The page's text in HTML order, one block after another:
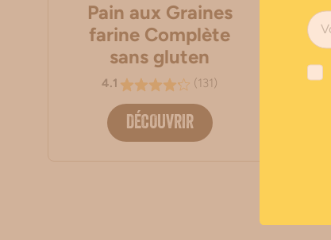
Pain aux Graines
farine Complète
sans gluten
4.1 (131 )
DÉCOUVRIR